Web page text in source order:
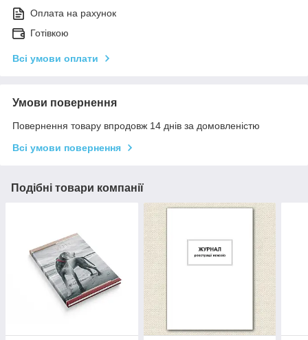
Оплата на рахунок
Готівкою
Всі умови оплати
Умови повернення
Повернення товару впродовж 14 днів за домовленістю
Всі умови повернення
Подібні товари компанії